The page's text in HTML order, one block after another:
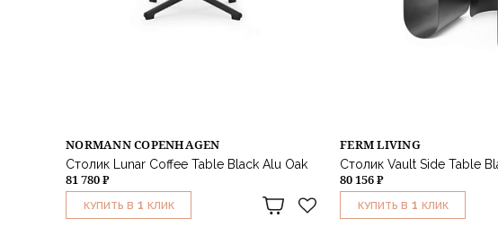
NORMANN COPENHAGEN
Столик Lunar Coffee Table Black Alu Oak
81 780 ₽
КУПИТЬ В 1 КЛИК
FERM LIVING
Столик Vault Side Table
80 156 ₽
КУПИТЬ В 1 КЛИК